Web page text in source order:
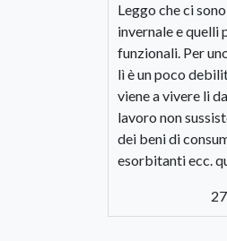
Leggo che ci
invernale e quelli
funzionali. Per
lì è un poco
viene a vivere li
lavoro non
dei beni di
esorbitanti ecc.